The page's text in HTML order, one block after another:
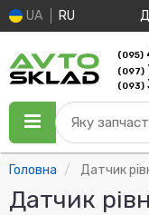
UA RU
(095)
(097)
(093)
Яку
Головна Датчик
Датчик